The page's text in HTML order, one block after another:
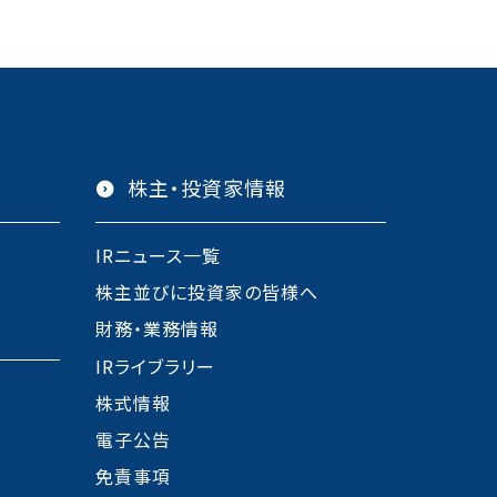
株主・投資家情報
IRニュース一覧
株主並びに投資家の皆様へ
財務・業務情報
IRライブラリー
株式情報
電子公告
免責事項